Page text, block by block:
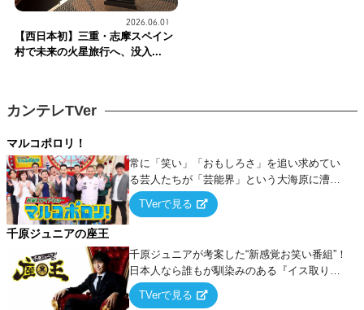
2026.06.01
【西日本初】三重・志摩スペイン
村で未来の火星旅行へ、没入...
カンテレTVer
マルコポロリ！
常に「笑い」「おもしろさ」を追い求めてい
る芸人たちが「芸能界」という大海原に漕ぎ
出でて、新たなオモシロ人間を発掘する！
TVerで見る
千原ジュニアの座王
千原ジュニアが考案した“新感覚お笑い番組”！
日本人なら誰もが馴染みのある『イス取りゲ
ーム』をベースに、大喜利・ギャグ・モノボ
ケ・歌…など様々なお題で芸人がショートネ
TVerで見る